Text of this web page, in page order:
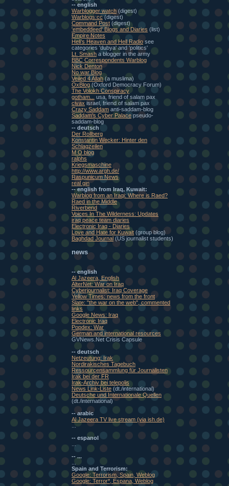
-- english
Warblogger watch(digest)
Warblogs:cc (digest)
Command Post (digest)
'embeddeed' Blogs and Diaries (list)
Empire Notes
Heli's Heaven and Hell Radiosee
categories 'dubya' and 'politics'
Lt. Smash a blogger in the army
BBC Correspondents Warblog
Nick Denton
No war Blog
Veiled 4 Allah (a muslima)
OxBlog (Oxford Democracy Forum)
The Volokh Conspiracy
gotham...
usa, friend of salam pax
civax israel, friend of salam pax
Crazy Saddam anti-saddam-blog
Saddam's Cyber Palace pseudo-
saddam-blog
-- deutsch
Der Rollberg
Konstantin Wecker: Hinter den
Schlagzeilen
M O blog
ralphs
Kriegsmaschine
http://www.argh.de/
Raspunicum News
real gin
-- english from Iraq, Kuwait:
Warblog from an Iraqi: Where is Raed?
Raed in the Middle
Riverbend
Voices In The Wilderness: Updates
iraq peace team diaries
Electronic Iraq - Diaries
Love and Hate for Kuwait (group blog)
Baghdad Journal (US journalist students)
news
-- english
Al Jazeera, English
AlterNet: War on Iraq
Cyberjournalist: Iraq Coverage
Yellow Times: news from the front
Slate: "the war on the web", commented
links
Google News: Iraq
Electronic Iraq
Popdex: War
German and international resources
GVNews.Net Crisis Capsule
-- deutsch
Netzeutung: Irak
Nordirakisches Tagebuch
Ressourcensammlung für Journalisten
Irak bei der FR
Irak-Archiv bei telepolis
News Link-Liste (dt./international)
Deutsche und Internationale Quellen
(dt./international)
-- arabic
Al Jazeera TV live stream (via ish.de)
-- espanol
-- ...
Spain and Terrorism:
Google: Terrorism, Spain, Weblog
Google: Terror*, Espana, Weblog